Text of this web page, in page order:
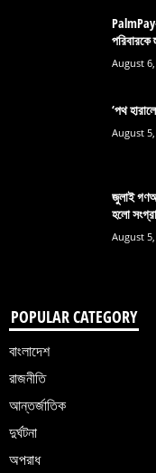
PalmPay-
August
‘পথ
August
জুলাই
হলো
August
POPULAR CATEGORY
বাংলাদেশ
রাজনীতি
আন্তর্জাতিক
দুর্ঘটনা
অপরাধ